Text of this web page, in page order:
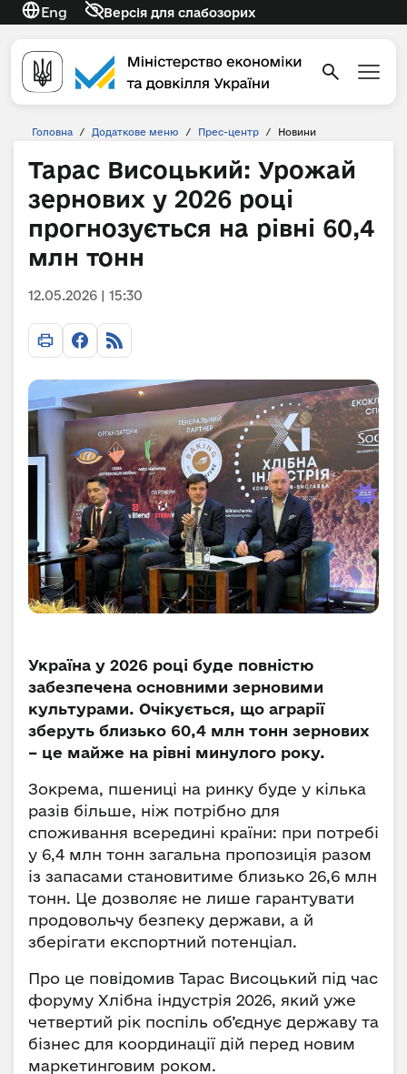
Eng Версія для слабозорих
Головна / Додаткове меню / Прес-центр / Новини
Тарас Висоцький: Урожай
зернових у 2026 році
прогнозується на рівні 60,4
млн тонн
12.05.2026 | 15:30
Україна у 2026 році буде повністю
забезпечена основними зерновими
культурами. Очікується, що аграрії
зберуть близько 60,4 млн тонн зернових
– це майже на рівні минулого року.
Зокрема, пшениці на ринку буде у кілька
разів більше, ніж потрібно для
споживання всередині країни: при потребі
у 6,4 млн тонн загальна пропозиція разом
із запасами становитиме близько 26,6 млн
тонн. Це дозволяє не лише гарантувати
продовольчу безпеку держави, а й
зберігати експортний потенціал.
Про це повідомив Тарас Висоцький під час
форуму Хлібна індустрія 2026, який уже
четвертий рік поспіль об’єднує державу та
бізнес для координації дій перед новим
маркетинговим роком.